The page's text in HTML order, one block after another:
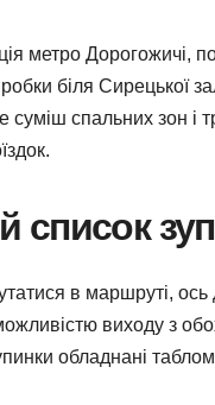
метро Дорогожичі,
біля Сирецької
суміш спальних зон і
список
в маршруті, ось
виходу з
обладнані